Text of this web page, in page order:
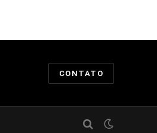
CONTATO